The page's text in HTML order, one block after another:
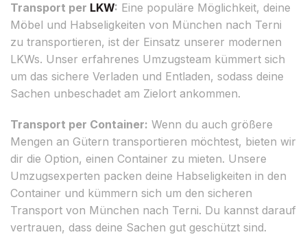
Transport per LKW: Eine populäre Möglichkeit, deine
Möbel und Habseligkeiten von München nach Terni
zu transportieren, ist der Einsatz unserer modernen
LKWs. Unser erfahrenes Umzugsteam kümmert sich
um das sichere Verladen und Entladen, sodass deine
Sachen unbeschadet am Zielort ankommen.
Transport per Container: Wenn du auch größere
Mengen an Gütern transportieren möchtest, bieten wir
dir die Option, einen Container zu mieten. Unsere
Umzugsexperten packen deine Habseligkeiten in den
Container und kümmern sich um den sicheren
Transport von München nach Terni. Du kannst darauf
vertrauen, dass deine Sachen gut geschützt sind.